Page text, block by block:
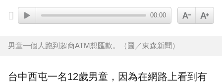
00:00
男童一個人跑到超商ATM想匯款。（圖／東森新聞）
台中西屯一名12歲男童 ，因為在網路上看到有